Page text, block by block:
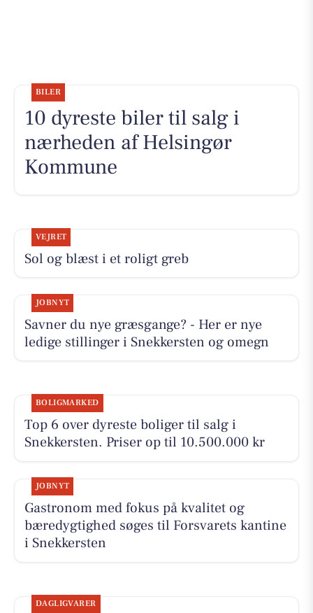
BILER
10 dyreste biler til salg i
nærheden af Helsingør
Kommune
VEJRET
Sol og blæst i et roligt greb
JOBNYT
Savner du nye græsgange? - Her er nye
ledige stillinger i Snekkersten og omegn
BOLIGMARKED
Top 6 over dyreste boliger til salg i
Snekkersten. Priser op til 10.500.000 kr
JOBNYT
Gastronom med fokus på kvalitet og
bæredygtighed søges til Forsvarets kantine
i Snekkersten
DAGLIGVARER